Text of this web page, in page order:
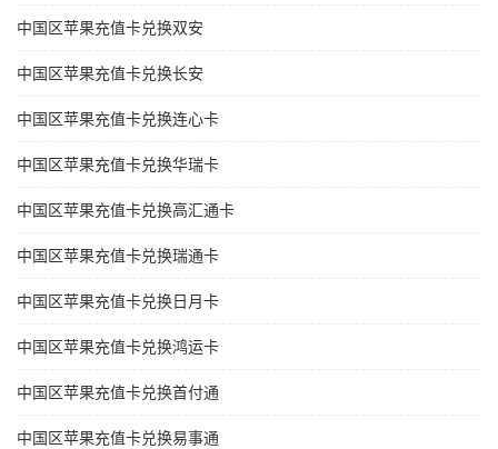
中国区苹果充值卡兑换双安
中国区苹果充值卡兑换长安
中国区苹果充值卡兑换连心卡
中国区苹果充值卡兑换华瑞卡
中国区苹果充值卡兑换高汇通卡
中国区苹果充值卡兑换瑞通卡
中国区苹果充值卡兑换日月卡
中国区苹果充值卡兑换鸿运卡
中国区苹果充值卡兑换首付通
中国区苹果充值卡兑换易事通